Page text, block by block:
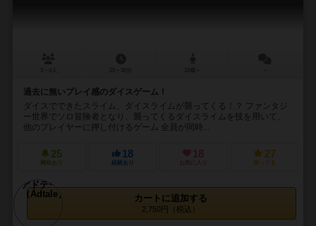
過去に無いプレイ感のダイスゲーム！
ダイスでできたスライム、ダイスライムが襲ってくる！？ ファンタジ
ー世界でソロ冒険者となり、襲ってくるダイスライムを技を用いて、
他のプレイヤーに押し付けるゲーム 全員が同時...
25
興味あり
18
経験あり
18
お気に入り
27
持ってる
カートに追加する
2,750円（税込）